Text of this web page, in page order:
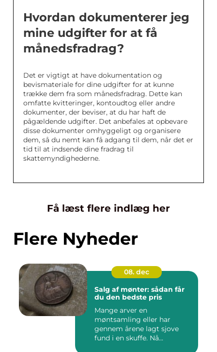
Hvordan dokumenterer jeg
mine udgifter for at få
månedsfradrag?
Det er vigtigt at have dokumentation og
bevismateriale for dine udgifter for at kunne
trække dem fra som månedsfradrag. Dette kan
omfatte kvitteringer, kontoudtog eller andre
dokumenter, der beviser, at du har haft de
pågældende udgifter. Det anbefales at opbevare
disse dokumenter omhyggeligt og organisere
dem, så du nemt kan få adgang til dem, når det er
tid til at indsende dine fradrag til
skattemyndighederne.
Få læst flere indlæg her
Flere Nyheder
08. dec
Salg af mønter: sådan får
du den bedste pris
Mange arver en
møntsamling eller har
gennem årene lagt sjove
fund i en skuffe. Nå...